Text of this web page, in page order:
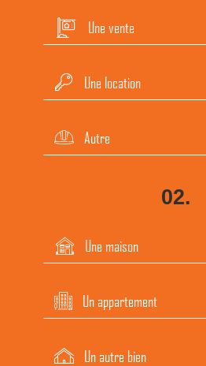
Une vente
Une location
Autre
02.
Une maison
Un appartement
Un autre bien